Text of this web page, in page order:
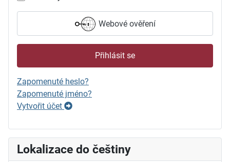
Webové ověření
Přihlásit se
Zapomenuté heslo?
Zapomenuté jméno?
Vytvořit účet
Lokalizace do češtiny